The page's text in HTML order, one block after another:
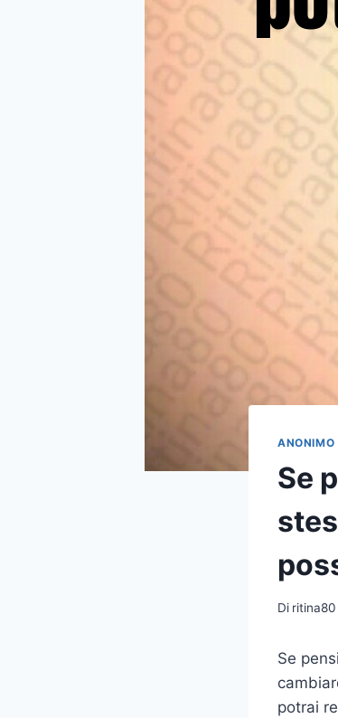
ANONIMO
Se
Di ritina80
Se
potrai